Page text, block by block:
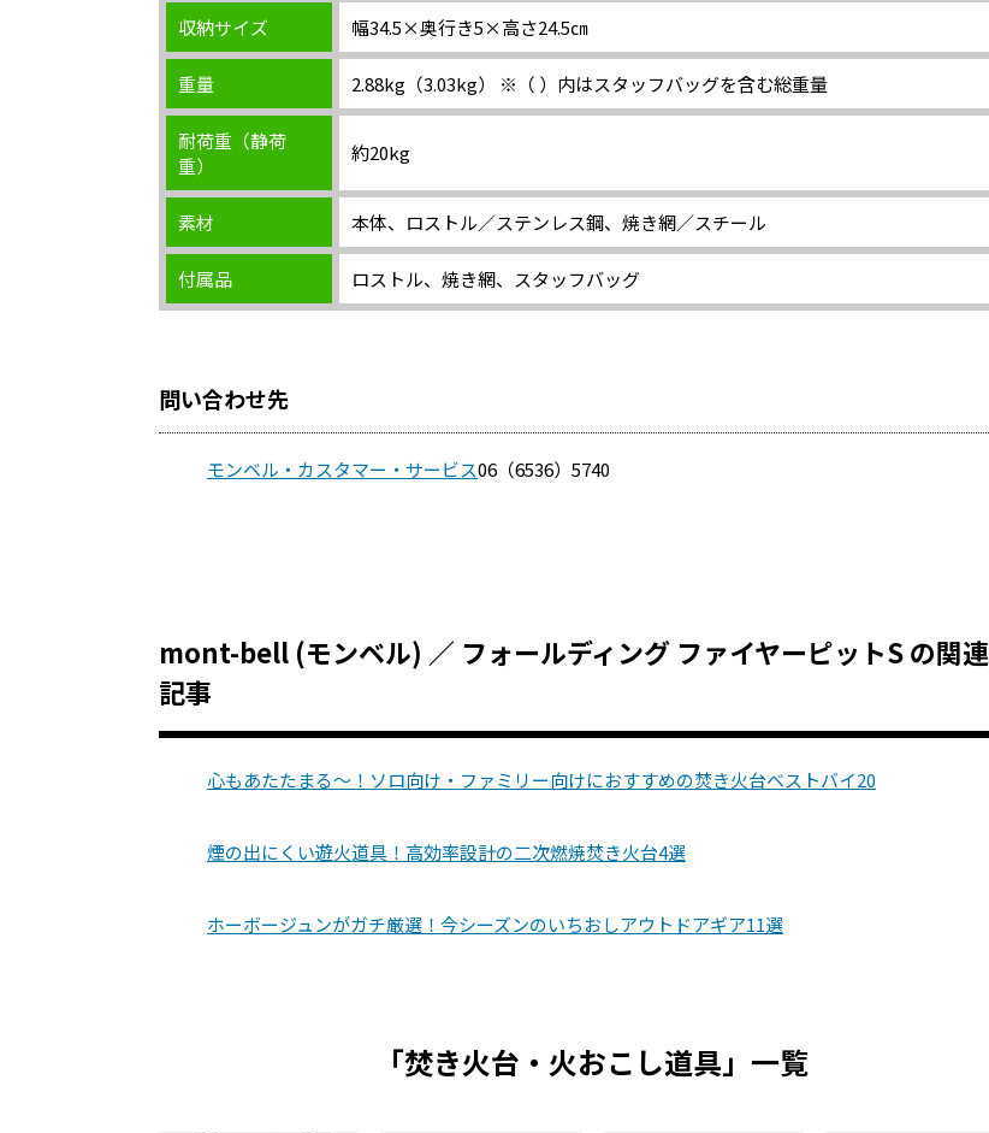
収納サイズ 幅34.5×奥行き5×高さ24.5㎝
重量 2.88kg（3.03kg） ※（ ）内はスタッフバッグを含む総重量
耐荷重（静荷
重）
約20kg
素材 本体、ロストル／ステンレス鋼、焼き網／スチール
付属品 ロストル、焼き網、スタッフバッグ
問い合わせ先
モンベル・カスタマー・サービス06（6536）5740
mont-bell (モンベル) ／ フォールディング ファイヤーピットS の関連
記事
心もあたたまる～！ソロ向け・ファミリー向けにおすすめの焚き火台ベストバイ20
煙の出にくい遊火道具！高効率設計の二次燃焼焚き火台4選
ホーボージュンがガチ厳選！今シーズンのいちおしアウトドアギア11選
「焚き火台・火おこし道具」一覧